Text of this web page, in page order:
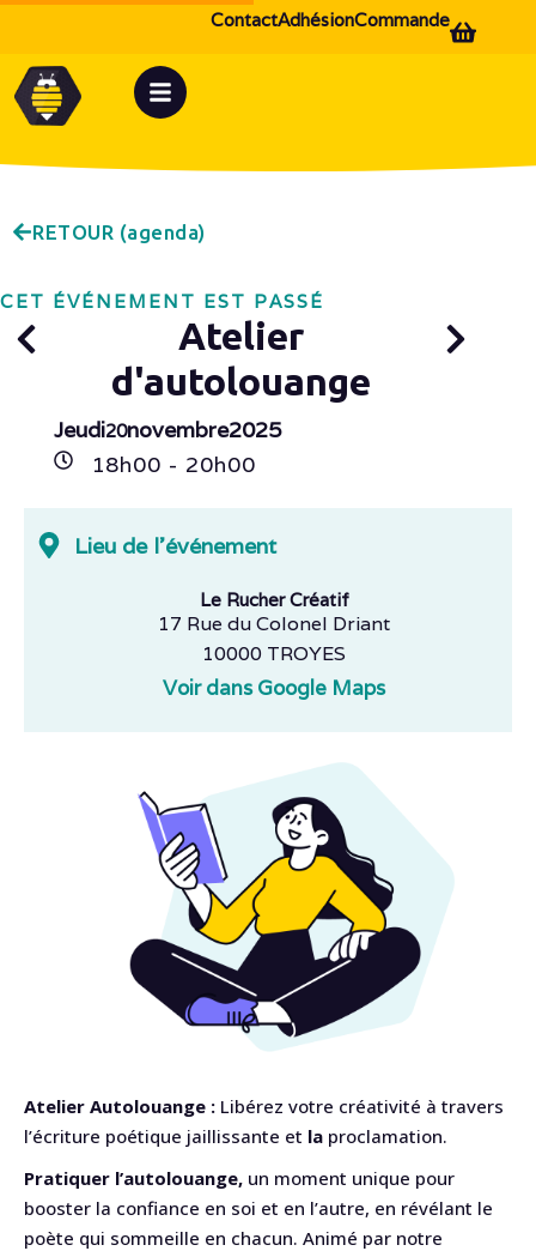
Commande
Adhésion
Contact
RETOUR (agenda)
CET ÉVÉNEMENT EST PASSÉ
Atelier
d'autolouange
Jeudi20novembre2025
18h00 - 20h00
Lieu de l'événement
Le Rucher Créatif
17 Rue du Colonel Driant
10000 TROYES
Voir dans Google Maps
Atelier Autolouange : Libérez votre créativité à travers
l’écriture poétique jaillissante et la proclamation.
Pratiquer l’autolouange, un moment unique pour
booster la confiance en soi et en l’autre, en révélant le
poète qui sommeille en chacun. Animé par notre